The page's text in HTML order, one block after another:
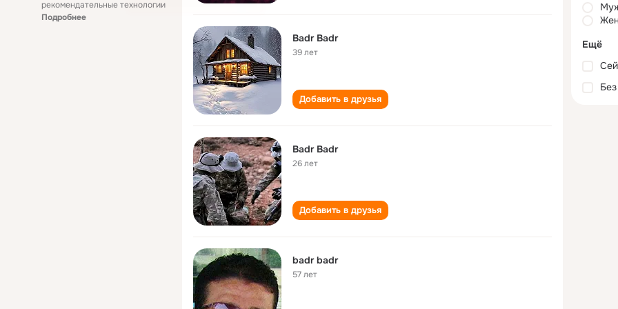
рекомендательные технологии
Подробнее
Badr Badr
39 лет
Добавить в друзья
Badr Badr
26 лет
Добавить в друзья
badr badr
57 лет
Ещё